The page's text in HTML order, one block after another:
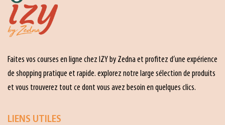
Faites vos courses en ligne chez IZY by Zedna et profitez d’une expérience
de shopping pratique et rapide. explorez notre large sélection de produits
et vous trouverez tout ce dont vous avez besoin en quelques clics.
LIENS UTILES